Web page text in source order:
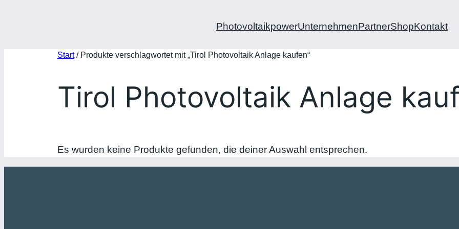
PhotovoltaikpowerUnternehmenPartnerShopKontakt
Start/ Produkte verschlagwortet mit „Tirol Photovoltaik Anlage kaufen“
Tirol Photovoltaik Anlage
Es wurden keine Produkte gefunden, die deiner Auswahl entsprechen.